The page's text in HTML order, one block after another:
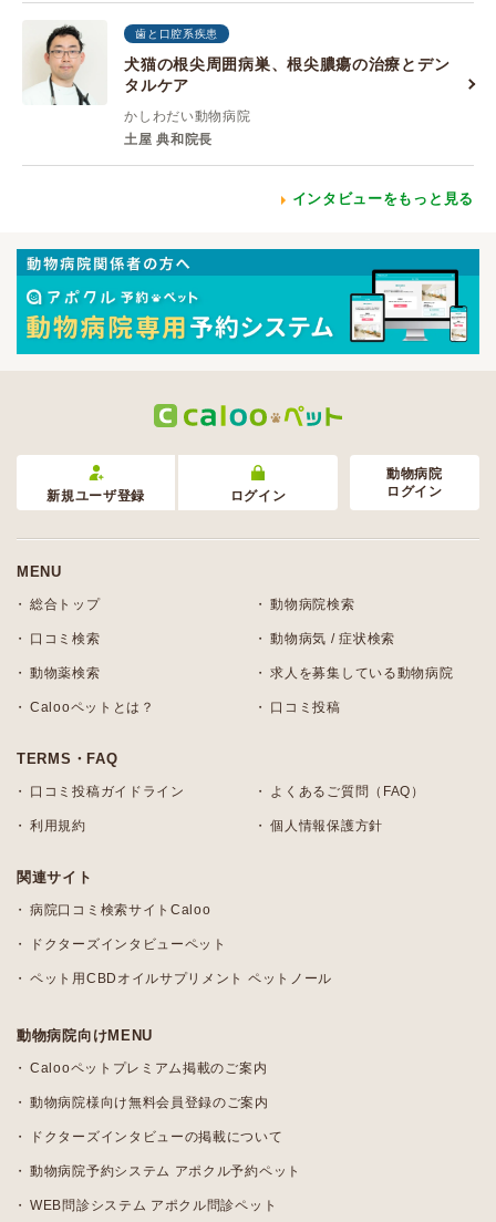
歯と口腔系疾患
犬猫の根尖周囲病巣、根尖膿瘍の治療とデン
タルケア
かしわだい動物病院
土屋 典和院長
インタビューをもっと見る
新規ユーザ登録 ログイン
動物病院
ログイン
MENU
総合トップ 動物病院検索
口コミ検索 動物病気 / 症状検索
動物薬検索 求人を募集している動物病院
Calooペットとは？ 口コミ投稿
TERMS・FAQ
口コミ投稿ガイドライン よくあるご質問（FAQ）
利用規約 個人情報保護方針
関連サイト
病院口コミ検索サイトCaloo
ドクターズインタビューペット
ペット用CBDオイルサプリメント ペットノール
動物病院向けMENU
Calooペットプレミアム掲載のご案内
動物病院様向け無料会員登録のご案内
ドクターズインタビューの掲載について
動物病院予約システム アポクル予約ペット
WEB問診システム アポクル問診ペット